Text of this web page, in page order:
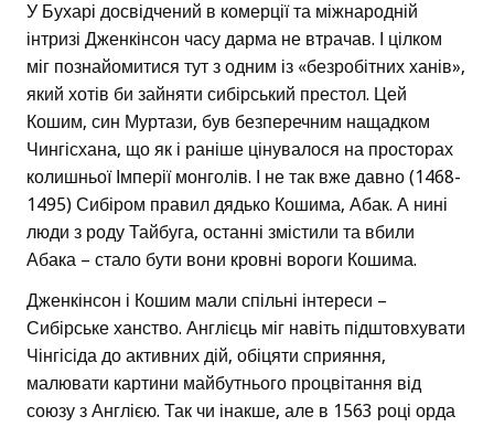
У Бухарі досвідчений в комерції та міжнародній
інтризі Дженкінсон часу дарма не втрачав. І цілком
міг познайомитися тут з одним із «безробітних ханів»,
який хотів би зайняти сибірський престол. Цей
Кошим, син Муртази, був безперечним нащадком
Чингісхана, що як і раніше цінувалося на просторах
колишньої Імперії монголів. І не так вже давно (1468-
1495) Сибіром правил дядько Кошима, Абак. А нині
люди з роду Тайбуга, останні змістили та вбили
Абака – стало бути вони кровні вороги Кошима.
Дженкінсон і Кошим мали спільні інтереси –
Сибірське ханство. Англієць міг навіть підштовхувати
Чінгісіда до активних дій, обіцяти сприяння,
малювати картини майбутнього процвітання від
союзу з Англією. Так чи інакше, але в 1563 році орда